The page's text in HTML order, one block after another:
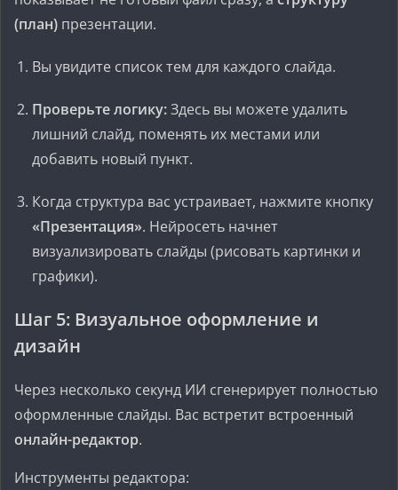
(план) презентации.
Вы увидите список тем для каждого слайда.
Проверьте логику:Здесь вы можете удалить
лишний слайд, поменять их местами или
добавить новый пункт.
Когда структура вас устраивает, нажмите кнопку
«Презентация». Нейросеть начнет
визуализировать слайды (рисовать картинки и
графики).
Шаг 5: Визуальное оформление и
дизайн
Через несколько секунд ИИ сгенерирует полностью
оформленные слайды. Вас встретит встроенный
онлайн-редактор.
Инструменты редактора: